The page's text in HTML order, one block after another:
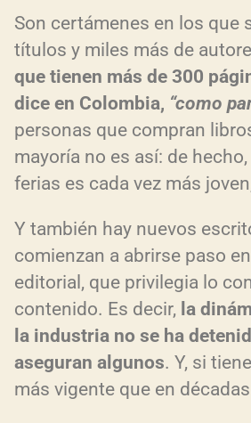
Son certámenes en los que
títulos y miles más de
que tienen más de 300
dice en Colombia, “como
personas que compran
mayoría no es así: de
ferias es cada vez más
Y también hay nuevos
comienzan a abrirse paso
editorial, que privilegia lo
contenido. Es decir, la
la industria no se ha
aseguran algunos. Y, si
más vigente que en